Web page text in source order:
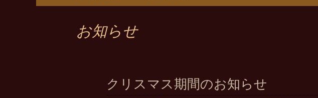
お知らせ
クリスマス期間のお知らせ